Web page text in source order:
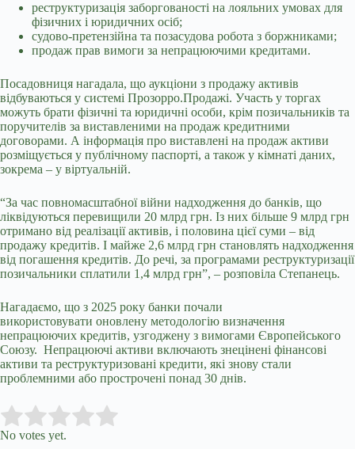
реструктуризація заборгованості на лояльних умовах для
фізичних і юридичних осіб;
судово-претензійна та позасудова робота з боржниками;
продаж прав вимоги за непрацюючими кредитами.
Посадовниця нагадала, що аукціони з продажу активів
відбуваються у системі Прозорро.Продажі. Участь у торгах
можуть брати фізичні та юридичні особи, крім позичальників та
поручителів за виставленими на продаж кредитними
договорами. А інформація про виставлені на продаж активи
розміщується у публічному паспорті, а також у кімнаті даних,
зокрема – у віртуальній.
“За час повномасштабної війни надходження до банків, що
ліквідуються перевищили 20 млрд грн. Із них більше 9 млрд грн
отримано від реалізації активів, і половина цієї суми – від
продажу кредитів. І майже 2,6 млрд грн становлять надходження
від погашення кредитів. До речі, за програмами реструктуризації
позичальники сплатили 1,4 млрд грн”, – розповіла Степанець.
Нагадаємо, що з 2025 року банки почали
використовувати оновлену методологію визначення
непрацюючих кредитів, узгоджену з вимогами Європейського
Союзу. Непрацюючі активи включають знецінені фінансові
активи та реструктуризовані кредити, які знову стали
проблемними або прострочені понад 30 днів.
Rate this item:
No votes yet.